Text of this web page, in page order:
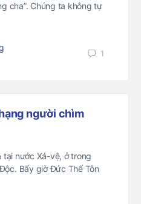
cha”. Chúng ta không tự
1
người chìm
tại nước Xá-vệ, ở trong
Bấy giờ Đức Thế Tôn